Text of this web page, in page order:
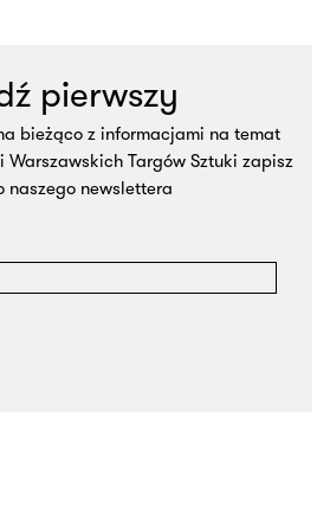
pierwszy
bieżąco z informacjami na temat
Targów Sztuki zapisz
naszego newslettera